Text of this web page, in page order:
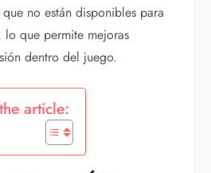
no están disponibles para
lo que permite mejoras
dentro del juego.
article: